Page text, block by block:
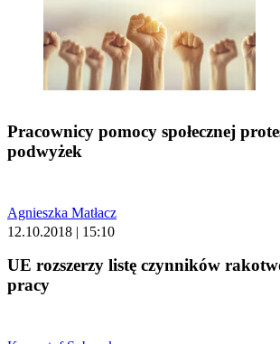
Pracownicy pomocy społecznej
podwyżek
Agnieszka Matłacz
12.10.2018 | 15:10
UE rozszerzy listę czynników
pracy